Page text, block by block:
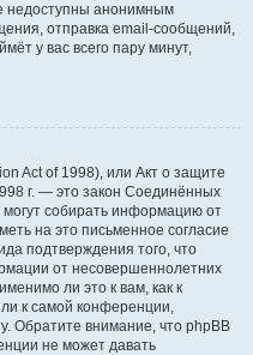
недоступны анонимным
отправка email-сообщений,
у вас всего пару минут,
Act of 1998), или Акт о защите
г. — это закон Соединённых
собирать информацию от
на это письменное согласие
подтверждения того, что
от несовершеннолетних
ли это к вам, как к
к самой конференции,
Обратите внимание, что phpBB
не может давать